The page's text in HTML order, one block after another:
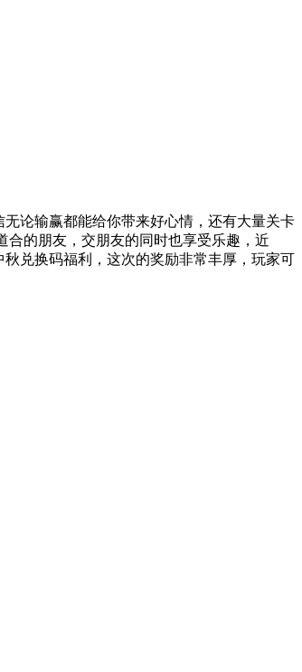
论输赢都能给你带来好心情，还有大量关卡
的朋友，交朋友的同时也享受乐趣，近
兑换码福利，这次的奖励非常丰厚，玩家可